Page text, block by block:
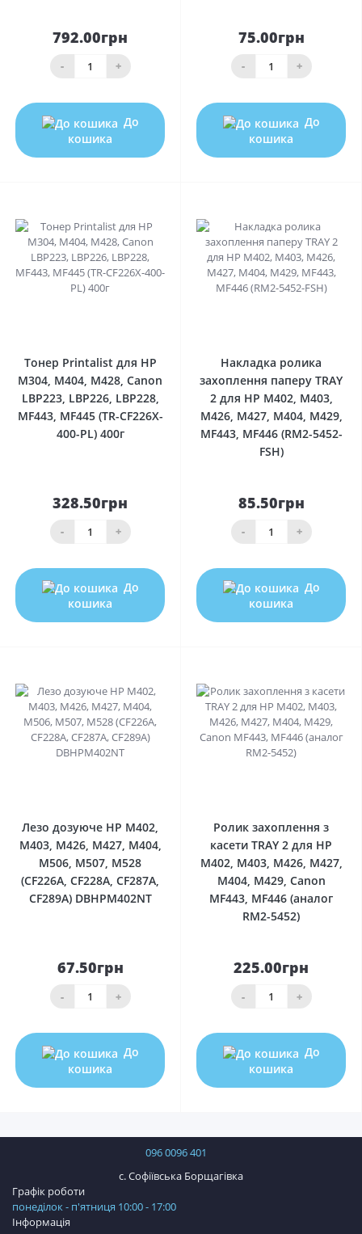
792.00грн
- +
До
кошика
75.00грн
- +
До
кошика
Тонер Printalist для HP
M304, M404, M428, Canon
LBP223, LBP226, LBP228,
MF443, MF445 (TR-CF226X-
400-PL) 400г
328.50грн
- +
До
кошика
Накладка ролика
захоплення паперу TRAY
2 для HP M402, M403,
M426, M427, M404, M429,
MF443, MF446 (RM2-5452-
FSH)
85.50грн
- +
До
кошика
Лезо дозуюче HP M402,
M403, M426, M427, M404,
M506, M507, M528
(CF226A, CF228A, CF287A,
CF289A) DBHPM402NT
67.50грн
- +
До
кошика
Ролик захоплення з
касети TRAY 2 для HP
M402, M403, M426, M427,
M404, M429, Canon
MF443, MF446 (аналог
RM2-5452)
225.00грн
- +
До
кошика
096 0096 401
с. Софіївська Борщагівка
Інформація
Графік роботи
понеділок - п'ятниця 10:00 - 17:00